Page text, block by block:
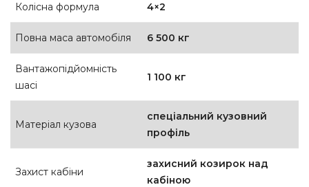
Колісна формула 4×2
Повна маса автомобіля 6 500 кг
Вантажопідйомність
шасі
1 100 кг
Матеріал кузова
спеціальний кузовний
профіль
Захист кабіни
захисний козирок над
кабіною